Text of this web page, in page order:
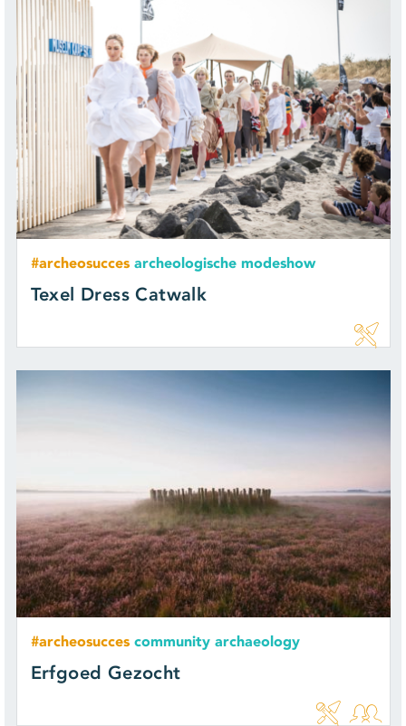
#archeosucces archeologische modeshow
Texel Dress Catwalk
#archeosucces community archaeology
Erfgoed Gezocht